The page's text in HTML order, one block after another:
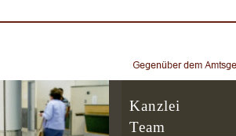
Kanzlei
Team